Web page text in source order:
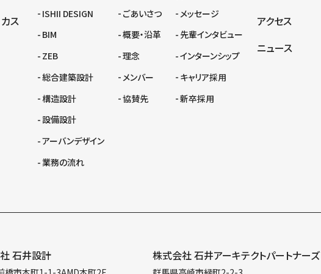
ス
ISHII DESIGN
BIM
ZEB
総合建築設計
構造設計
設備設計
アーバンデザイン
業務の流れ
ごあいさつ
概要・沿革
理念
メンバー
協賛先
メッセージ
先輩インタビュー
インターンシップ
キャリア採用
新卒採用
アクセス
ニュース
石井設計 株式会社 石井アーキテクトパートナーズ